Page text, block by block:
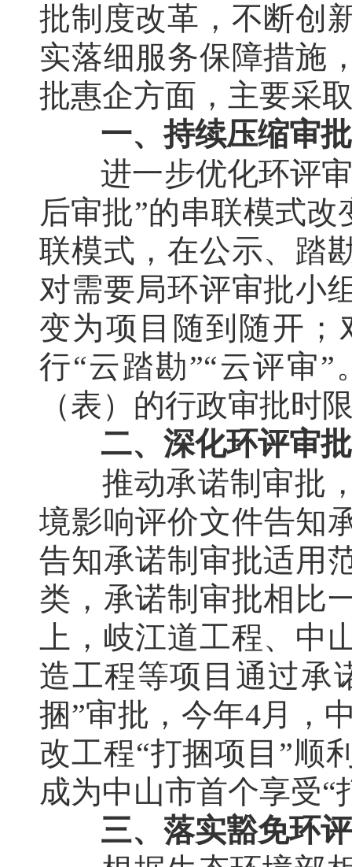
批制度改革，不断创
实落细服务保障措施
批惠企方面，主要采
一、持续压缩审
进一步优化环评
后审批”的串联模式
联模式，在公示、踏
对需要局环评审批小
变为项目随到随开
行“云踏勘”“云评审
（表）的行政审批时
二、深化环评审
推动承诺制审批
境影响评价文件告知
告知承诺制审批适用
类，承诺制审批相比
上，岐江道工程、中
造工程等项目通过承
捆”审批，今年4月，
改工程“打捆项目”顺
成为中山市首个享受“
三、落实豁免环